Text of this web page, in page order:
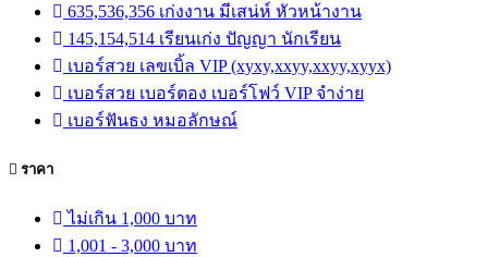
635,536,356 เก่งงาน มีเสน่ห์ หัวหน้างาน
145,154,514 เรียนเก่ง ปัญญา นักเรียน
เบอร์สวย เลขเบิ้ล VIP (xyxy,xxyy,xxyy,xyyx)
เบอร์สวย เบอร์ตอง เบอร์โฟว์ VIP จำง่าย
เบอร์ฟันธง หมอลักษณ์
ราคา
ไม่เกิน 1,000 บาท
1,001 - 3,000 บาท